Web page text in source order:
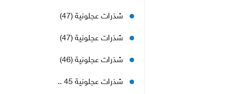
شذرات عجلونية (47)
شذرات عجلونية (47)
شذرات عجلونية (46)
شذرات عجلونية 45 ..